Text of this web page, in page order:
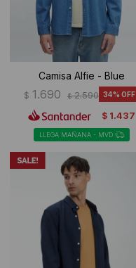
Camisa Alfie - Blue
$ 1.690 $ 2.590 34
$ 1.437
LLEGA MAÑANA - MVD